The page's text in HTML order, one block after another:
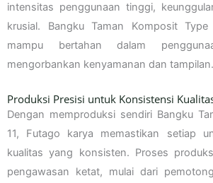
intensitas penggunaan tinggi,
krusial. Bangku Taman Komposit
mampu bertahan dalam
mengorbankan kenyamanan dan tampilan.
Produksi Presisi untuk Konsistensi
Dengan memproduksi sendiri Bangku
11, Futago karya memastikan setiap
kualitas yang konsisten. Proses
pengawasan ketat, mulai dari